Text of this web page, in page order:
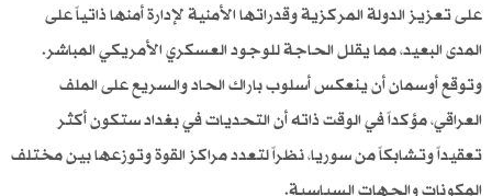
على تعزيز الدولة المركزية وقدراتها الأمنية لإدارة أمنها ذاتياً على
المدى البعيد، مما يقلل الحاجة للوجود العسكري الأمريكي المباشر.
وتوقع أوسمان أن ينعكس أسلوب باراك الحاد والسريع على الملف
العراقي، مؤكداً في الوقت ذاته أن التحديات في بغداد ستكون أكثر
تعقيداً وتشابكاً من سوريا، نظراً لتعدد مراكز القوة وتوزعها بين مختلف
المكونات والجهات السياسية.